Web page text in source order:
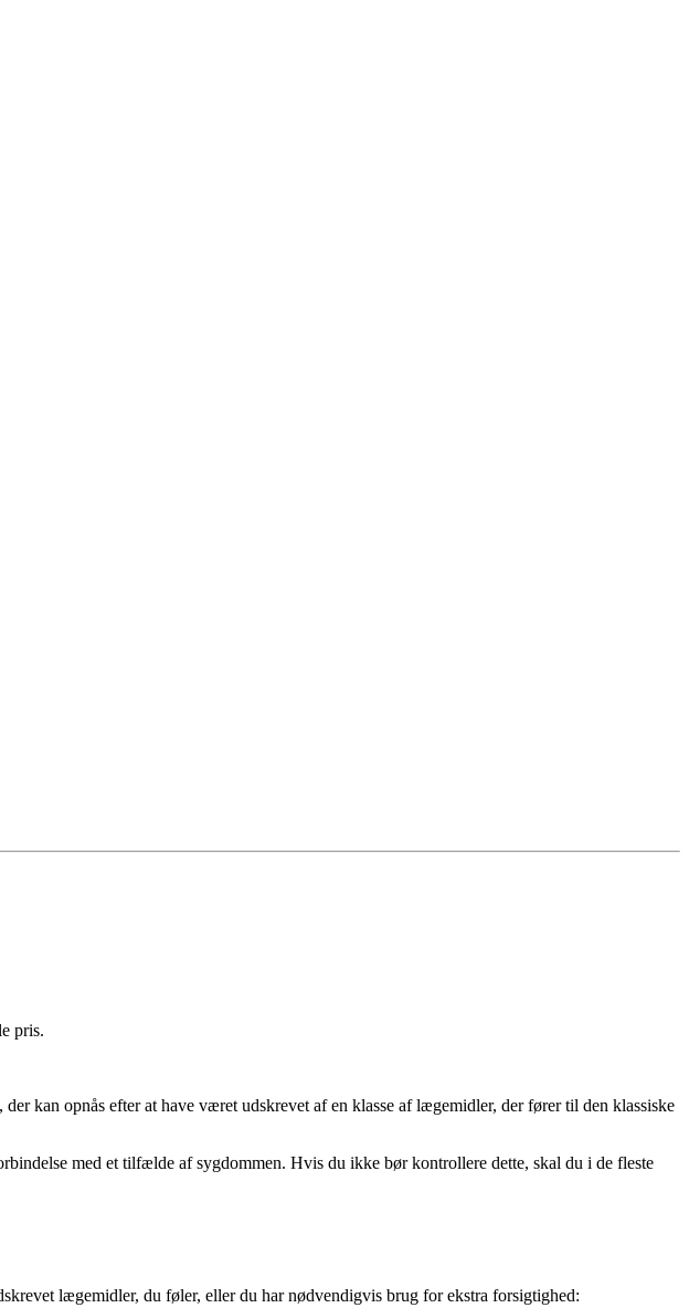
pris.
kan opnås efter at have været udskrevet af en klasse af lægemidler, der fører til den klassiske
med et tilfælde af sygdommen. Hvis du ikke bør kontrollere dette, skal du i de fleste
lægemidler, du føler, eller du har nødvendigvis brug for ekstra forsigtighed: